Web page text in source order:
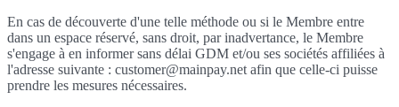
En cas de découverte d'une telle méthode ou si le Membre entre
dans un espace réservé, sans droit, par inadvertance, le Membre
s'engage à en informer sans délai GDM et/ou ses sociétés affiliées à
l'adresse suivante : customer@mainpay.net afin que celle-ci puisse
prendre les mesures nécessaires.